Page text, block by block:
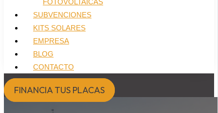
SUBVENCIONES
KITS SOLARES
EMPRESA
BLOG
CONTACTO
FINANCIA TUS PLACAS